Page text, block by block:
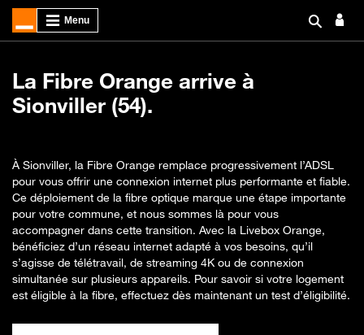
La Fibre Orange arrive à
Sionviller (54).
À Sionviller, la Fibre Orange remplace progressivement l’ADSL
pour vous offrir une connexion internet plus performante et fiable.
Ce déploiement de la fibre optique marque une étape importante
pour votre commune, et nous sommes là pour vous
accompagner dans cette transition. Avec la Livebox Orange,
bénéficiez d’un réseau internet adapté à vos besoins, qu’il
s’agisse de télétravail, de streaming 4K ou de connexion
simultanée sur plusieurs appareils. Pour savoir si votre logement
est éligible à la fibre, effectuez dès maintenant un test d’éligibilité.